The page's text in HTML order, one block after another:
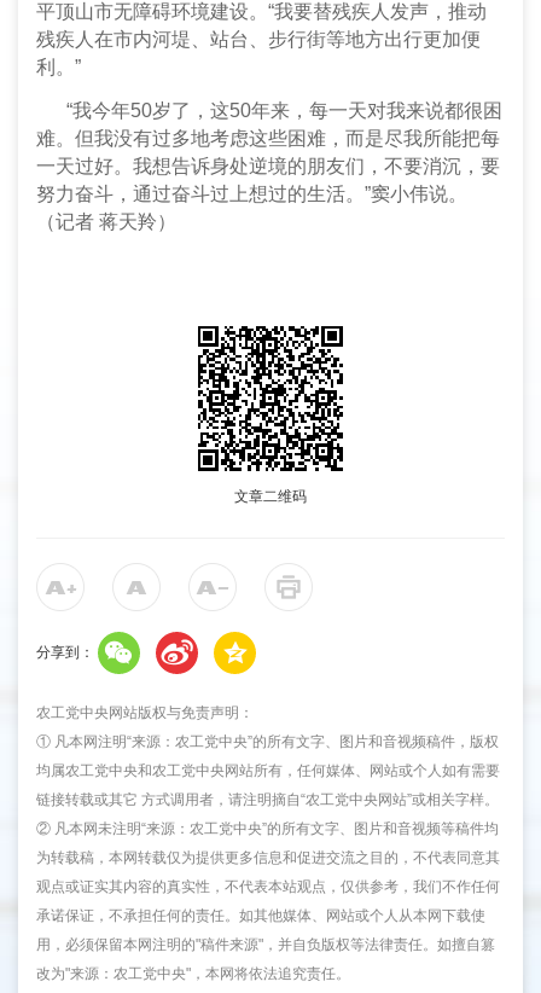
平顶山市无障碍环境建设。“我要替残疾人发声，推动
残疾人在市内河堤、站台、步行街等地方出行更加便
利。”
“我今年50岁了，这50年来，每一天对我来说都很困
难。但我没有过多地考虑这些困难，而是尽我所能把每
一天过好。我想告诉身处逆境的朋友们，不要消沉，要
努力奋斗，通过奋斗过上想过的生活。”窦小伟说。
（记者 蒋天羚）
文章二维码
分享到：
农工党中央网站版权与免责声明：
① 凡本网注明“来源：农工党中央”的所有文字、图片和音视频稿件，版权
均属农工党中央和农工党中央网站所有，任何媒体、网站或个人如有需要
链接转载或其它 方式调用者，请注明摘自“农工党中央网站”或相关字样。
② 凡本网未注明“来源：农工党中央”的所有文字、图片和音视频等稿件均
为转载稿，本网转载仅为提供更多信息和促进交流之目的，不代表同意其
观点或证实其内容的真实性，不代表本站观点，仅供参考，我们不作任何
承诺保证，不承担任何的责任。如其他媒体、网站或个人从本网下载使
用，必须保留本网注明的"稿件来源"，并自负版权等法律责任。如擅自篡
改为"来源：农工党中央"，本网将依法追究责任。